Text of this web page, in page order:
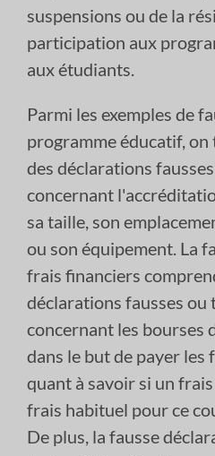
suspensions ou de la
participation aux
aux étudiants.
Parmi les exemples de
programme éducatif,
des déclarations
concernant
sa taille, son
ou son équipement. La
frais financiers
déclarations fausses ou
concernant les bourses
dans le but de payer les
quant à savoir si un
frais habituel pour ce
De plus, la fausse